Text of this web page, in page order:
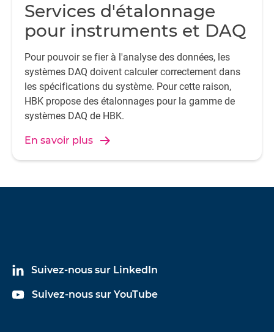
Services d'étalonnage
pour instruments et DAQ
Pour pouvoir se fier à l'analyse des données, les
systèmes DAQ doivent calculer correctement dans
les spécifications du système. Pour cette raison,
HBK propose des étalonnages pour la gamme de
systèmes DAQ de HBK.
En savoir plus
Suivez-nous sur LinkedIn
Suivez-nous sur YouTube